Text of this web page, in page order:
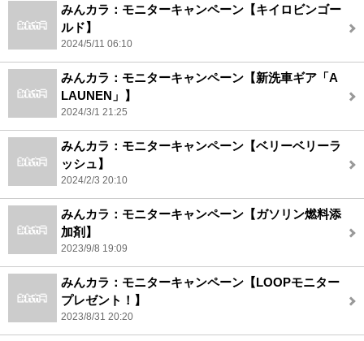
みんカラ：モニターキャンペーン【キイロビンゴー
ルド】
2024/5/11 06:10
みんカラ：モニターキャンペーン【新洗車ギア「A
LAUNEN」】
2024/3/1 21:25
みんカラ：モニターキャンペーン【ベリーベリーラ
ッシュ】
2024/2/3 20:10
みんカラ：モニターキャンペーン【ガソリン燃料添
加剤】
2023/9/8 19:09
みんカラ：モニターキャンペーン【LOOPモニター
プレゼント！】
2023/8/31 20:20